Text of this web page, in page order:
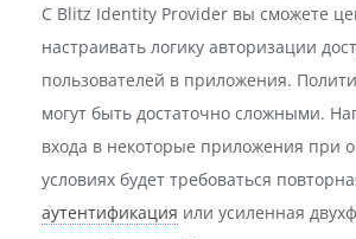
С Blitz Identity Provider вы сможете
настраивать логику авторизации
пользователей в приложения.
могут быть достаточно сложными.
входа в некоторые приложения при
условиях будет требоваться
аутентификация или усиленная